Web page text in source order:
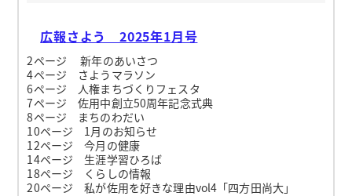
広報さよう 2025年1月号
2ページ 新年のあいさつ
4ページ さようマラソン
6ページ 人権まちづくりフェスタ
7ページ 佐用中創立50周年記念式典
8ページ まちのわだい
10ページ 1月のお知らせ
12ページ 今月の健康
14ページ 生涯学習ひろば
18ページ くらしの情報
20ページ 私が佐用を好きな理由vol4「四方田尚大」